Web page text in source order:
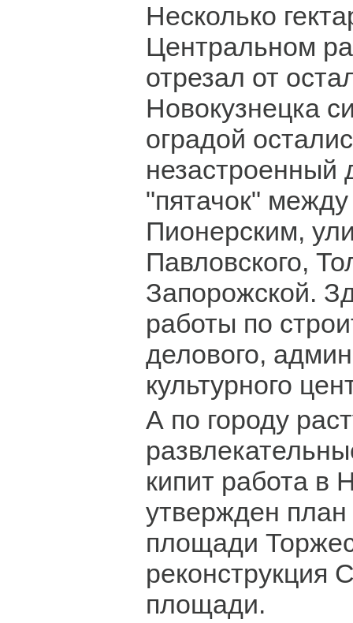
Несколько
Центральном
отрезал от
Новокузнецка
оградой
незастроенный
"пятачок"
Пионерским,
Павловского,
Запорожской.
работы по
делового,
культурного
А по городу
кипит работа в
утвержден
площади
реконструкция
площади.